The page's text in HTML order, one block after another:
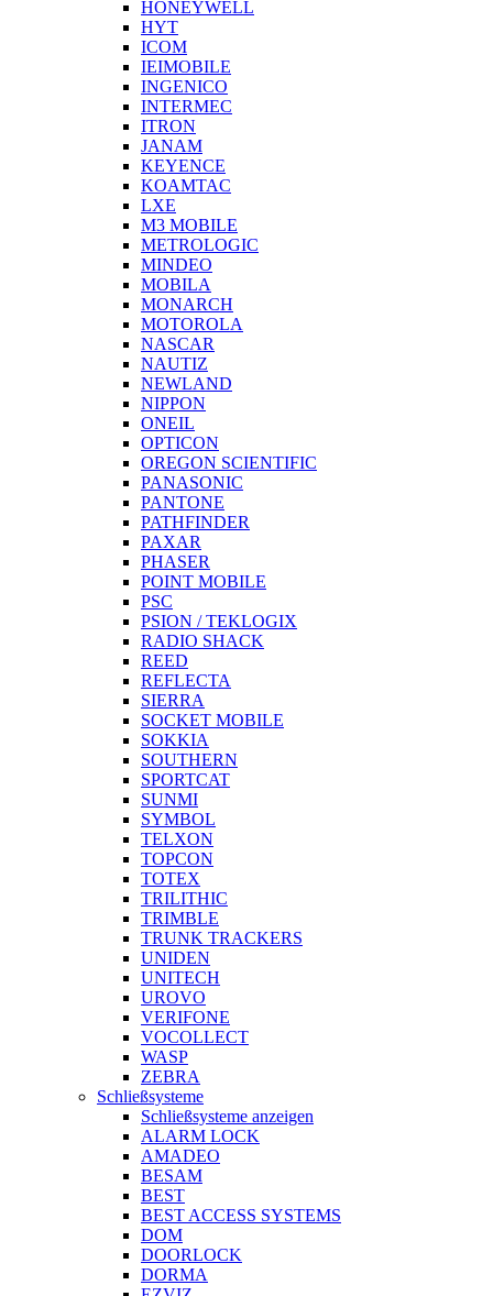
HONEYWELL
HYT
ICOM
IEIMOBILE
INGENICO
INTERMEC
ITRON
JANAM
KEYENCE
KOAMTAC
LXE
M3 MOBILE
METROLOGIC
MINDEO
MOBILA
MONARCH
MOTOROLA
NASCAR
NAUTIZ
NEWLAND
NIPPON
ONEIL
OPTICON
OREGON SCIENTIFIC
PANASONIC
PANTONE
PATHFINDER
PAXAR
PHASER
POINT MOBILE
PSC
PSION / TEKLOGIX
RADIO SHACK
REED
REFLECTA
SIERRA
SOCKET MOBILE
SOKKIA
SOUTHERN
SPORTCAT
SUNMI
SYMBOL
TELXON
TOPCON
TOTEX
TRILITHIC
TRIMBLE
TRUNK TRACKERS
UNIDEN
UNITECH
UROVO
VERIFONE
VOCOLLECT
WASP
ZEBRA
Schließsysteme
Schließsysteme anzeigen
ALARM LOCK
AMADEO
BESAM
BEST
BEST ACCESS SYSTEMS
DOM
DOORLOCK
DORMA